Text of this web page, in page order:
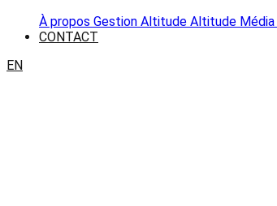
À propos Gestion Altitude Altitude Média
CONTACT
EN